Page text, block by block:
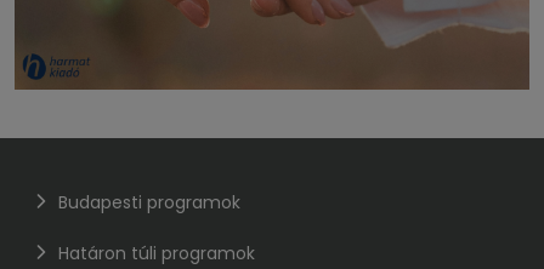
Budapesti programok
Határon túli programok